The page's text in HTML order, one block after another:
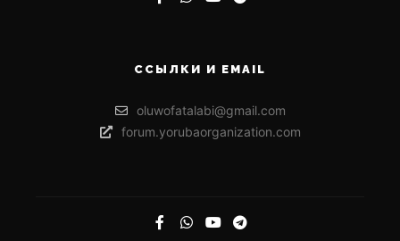
ССЫЛКИ И EMAIL
oluwofatalabi@gmail.com
forum.yorubaorganization.com